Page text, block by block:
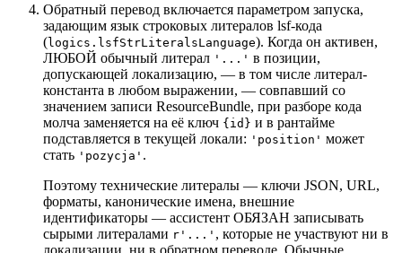
Обратный перевод включается параметром запуска,
задающим язык строковых литералов lsf-кода
(logics.lsfStrLiteralsLanguage). Когда он активен,
ЛЮБОЙ обычный литерал '...' в позиции,
допускающей локализацию, — в том числе литерал-
константа в любом выражении, — совпавший со
значением записи ResourceBundle, при разборе кода
молча заменяется на её ключ {id} и в рантайме
подставляется в текущей локали: 'position' может
стать 'pozycja' .
Поэтому технические литералы — ключи JSON, URL,
форматы, канонические имена, внешние
идентификаторы — ассистент ОБЯЗАН записывать
сырыми литералами r'...' , которые не участвуют ни в
локализации, ни в обратном переводе. Обычные